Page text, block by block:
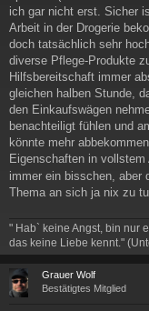
ich gar nicht erst. Sicher
Arbeit in der Drogerie
doch tatsächlich sehr
diverse Pflege-Produkte
Hilfsbereitschaft immer
gleichen halben Stunde,
den Einkaufswägen
benachteiligt fühlen und
könnte mehr
Eigenschaften in
immer ein bisschen, aber
Thema an sich ja nix zu
" Hab` keine Angst, bin nur
das keine Liebe kennt."
Grauer Wolf
Bestätigtes Mitglied